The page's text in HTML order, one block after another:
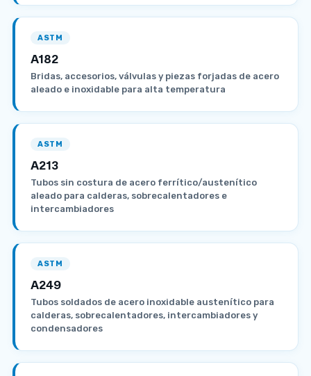
ASTM
A182
Bridas, accesorios, válvulas y piezas forjadas de acero
aleado e inoxidable para alta temperatura
ASTM
A213
Tubos sin costura de acero ferrítico/austenítico
aleado para calderas, sobrecalentadores e
intercambiadores
ASTM
A249
Tubos soldados de acero inoxidable austenítico para
calderas, sobrecalentadores, intercambiadores y
condensadores